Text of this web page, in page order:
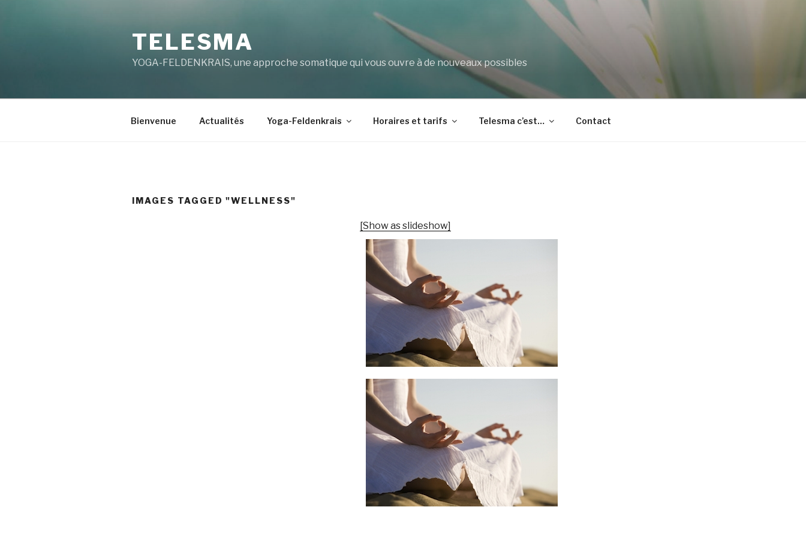
TELESMA
YOGA-FELDENKRAIS, une approche somatique qui vous ouvre à de nouveaux possibles
Bienvenue Actualités Yoga-Feldenkrais Horaires et tarifs Telesma c’est… Contact
IMAGES TAGGED "WELLNESS"
[Show as slideshow]